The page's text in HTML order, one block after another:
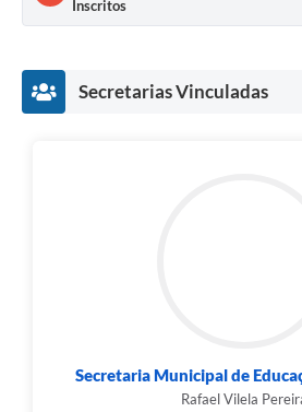
Inscritos
Secretarias Vinculadas
Secretaria Municipal de
Rafael Vilela